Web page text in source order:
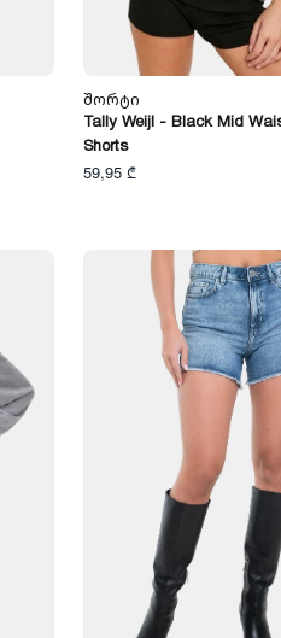
Შორტი
Tally Weijl - Black Mid
Shorts
59,95 ₾